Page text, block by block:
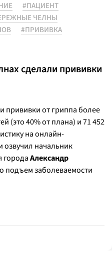
#ПАЦИЕНТ
ЧЕЛНЫ
#ПРИВИВКА
сделали прививки
прививки от гриппа более
(это 40% от плана) и 71 452
на онлайн-
начальник
городаАлександр
подъем заболеваемости